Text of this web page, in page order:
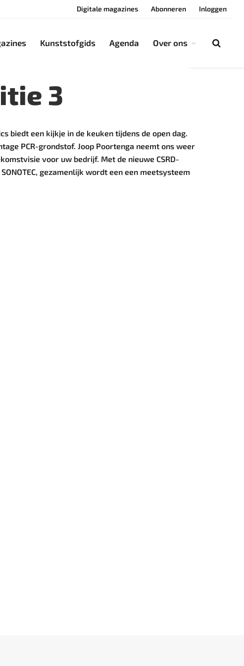
Digitale magazines Abonneren Inloggen
Kunststofgids Agenda Over ons
3
biedt een kijkje in de keuken tijdens de open dag.
PCR-grondstof. Joop Poortenga neemt ons weer
voor uw bedrijf. Met de nieuwe CSRD-
gezamenlijk wordt een een meetsysteem